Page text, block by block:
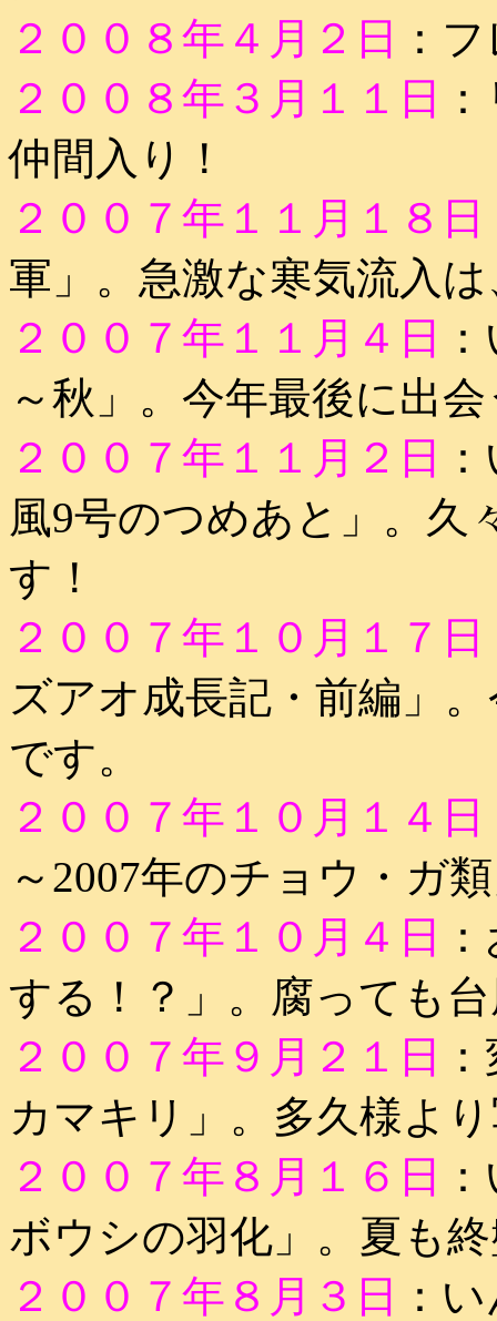
２００８年４月２日
：
２００８年３月１１日
仲間入り！
２００７年１１月１８日
軍」。急激な寒気流入
２００７年１１月４日
～秋」。今年最後に出
２００７年１１月２日
風9号のつめあと」。久
す！
２００７年１０月１７日
ズアオ成長記・前編」
です。
２００７年１０月１４日
～2007年のチョウ・ガ
２００７年１０月４日
する！？」。腐っても
２００７年９月２１日
カマキリ」。多久様よ
２００７年８月１６日
ボウシの羽化」。夏も
２００７年８月３日
：